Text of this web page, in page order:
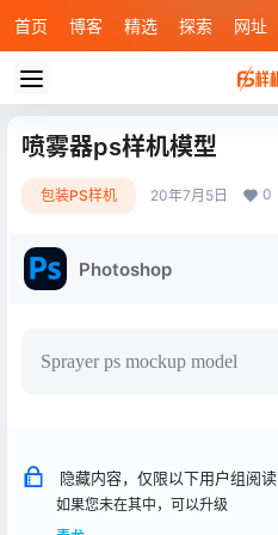
首页 博客 精选 探索 网址
喷雾器ps样机模型
包装PS样机 20年7月5日 0
Photoshop
Sprayer ps mockup model
隐藏内容，仅限以下用户组阅读
如果您未在其中，可以升级